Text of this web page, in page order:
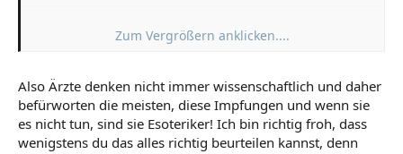
überlegen.
Ärzte gelten auch allgemein als die schwierigsten
Patienten, wenn sie sich selbst in Behandlung geben
müssen. Ärzte denken auch nicht immer so
Zum Vergrößern anklicken....
Also Ärzte denken nicht immer wissenschaftlich und daher
befürworten die meisten, diese Impfungen und wenn sie
es nicht tun, sind sie Esoteriker! Ich bin richtig froh, dass
wenigstens du das alles richtig beurteilen kannst, denn